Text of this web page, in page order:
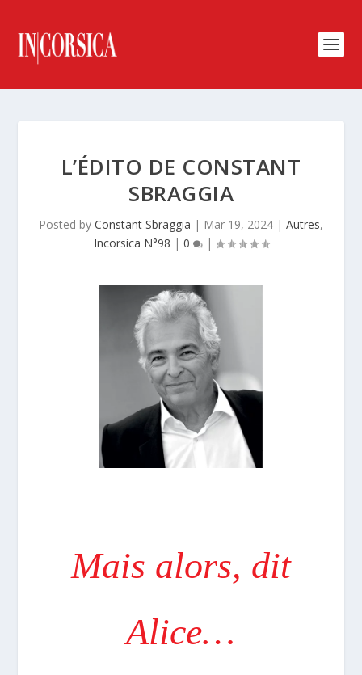
L’ÉDITO DE CONSTANT
SBRAGGIA
Posted by Constant Sbraggia | Mar 19, 2024 | Autres,
Incorsica N°98 | 0 |
Mais alors, dit
Alice…